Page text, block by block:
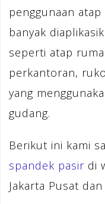
penggunaan
banyak
seperti atap
perkantoran,
yang
gudang.
Berikut ini kami
spandek pasir di
Jakarta Pusat